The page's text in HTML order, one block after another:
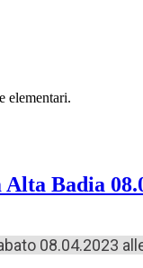
elementari.
Badia
08.04.2023